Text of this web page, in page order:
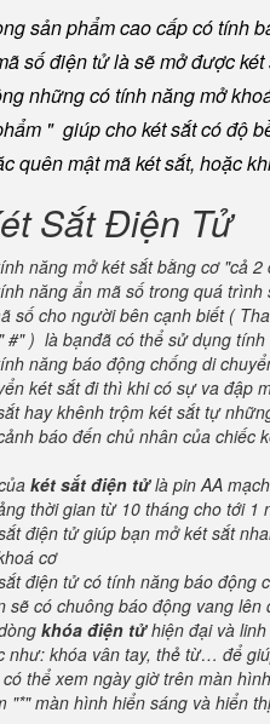
sản phẩm cao cấp có tính
số điện tử là sẽ mở được
những có tính năng mở
" giúp cho két sắt có độ
quên mật mã két sắt, hoặc
Sắt Điện Tử
năng mở két sắt bằng cơ "cả
năng ẩn mã số trong quá
số cho người bên cạnh biết (
#" ) là bạnđã có thể sử dụng
năng báo động chống di
két sắt đi thì khi có sự va đập
hay khênh trộm két sắt tự
báo đến chủ nhân của chiếc
két sắt điện tửlà pin AA
thời gian từ 10 tháng cho tới 1
điện tử giúp bạn mở két sắt
cơ
điện tử có tính năng báo động
sẽ có chuông báo động vang lên
khóa điện tửhiện đại và linh
như: khóa vân tay, thẻ từ… để
thể xem ngày giờ trên màn
"*" màn hình hiển sáng và hiển